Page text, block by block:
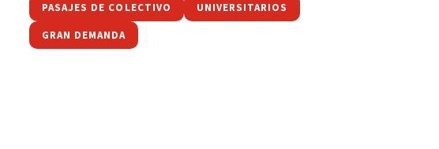
PASAJES DE COLECTIVO UNIVERSITARIOS
GRAN DEMANDA